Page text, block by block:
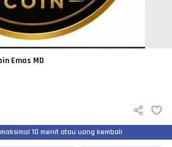
Emas MD
10 menit atau uang kembali